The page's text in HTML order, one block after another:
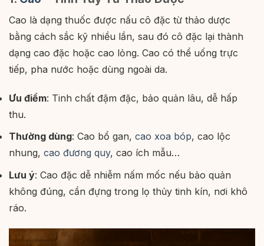
Cao là dạng thuốc được nấu cô đặc từ thảo dược
bằng cách sắc kỹ nhiều lần, sau đó cô đặc lại thành
dạng cao đặc hoặc cao lỏng. Cao có thể uống trực
tiếp, pha nước hoặc dùng ngoài da.
Ưu điểm: Tinh chất đậm đặc, bảo quản lâu, dễ hấp
thu.
Thường dùng: Cao bổ gan, cao xoa bóp, cao lộc
nhung, cao đương quy, cao ích mẫu…
Lưu ý: Cao đặc dễ nhiễm nấm mốc nếu bảo quản
không đúng, cần đựng trong lọ thủy tinh kín, nơi khô
ráo.